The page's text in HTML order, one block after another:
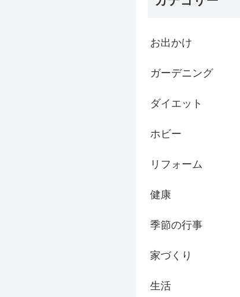
お出かけ
ガーデニング
ダイエット
ホビー
リフォーム
健康
季節の行事
家づくり
生活